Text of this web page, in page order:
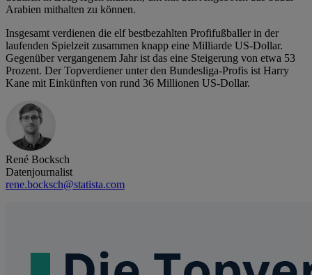
Arabien mithalten zu können.
Insgesamt verdienen die elf bestbezahlten Profifußballer in der
laufenden Spielzeit zusammen knapp eine Milliarde US-Dollar.
Gegenüber vergangenem Jahr ist das eine Steigerung von etwa 53
Prozent. Der Topverdiener unter den Bundesliga-Profis ist Harry
Kane mit Einkünften von rund 36 Millionen US-Dollar.
René Bocksch
Datenjournalist
rene.bocksch@statista.com